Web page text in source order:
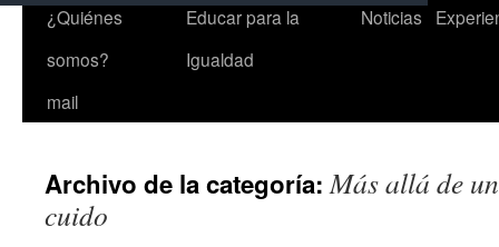
¿Quiénes
somos?
Educar para la
Igualdad
Noticias
mail
Archivo de la categoría:Más allá de
cuido